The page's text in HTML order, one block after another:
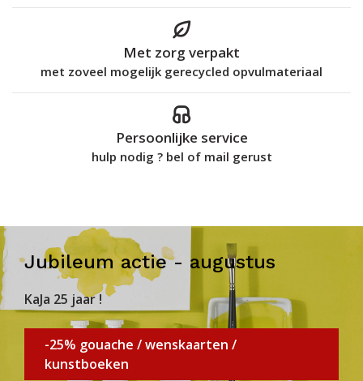
Met zorg verpakt
met zoveel mogelijk gerecycled opvulmateriaal
Persoonlijke service
hulp nodig ? bel of mail gerust
Jubileum actie - augustus
KaJa 25 jaar !
-25% gouache / wenskaarten /
kunstboeken